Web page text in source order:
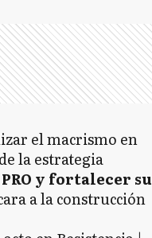
el macrismo en
la estrategia
y fortalecer su
a la construcción